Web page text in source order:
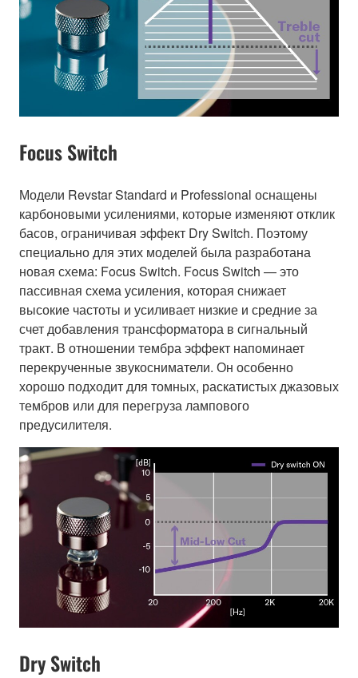
Focus Switch
Модели Revstar Standard и Professional оснащены
карбоновыми усилениями, которые изменяют отклик
басов, ограничивая эффект Dry Switch. Поэтому
специально для этих моделей была разработана
новая схема: Focus Switch. Focus Switch — это
пассивная схема усиления, которая снижает
высокие частоты и усиливает низкие и средние за
счет добавления трансформатора в сигнальный
тракт. В отношении тембра эффект напоминает
перекрученные звукосниматели. Он особенно
хорошо подходит для томных, раскатистых джазовых
тембров или для перегруза лампового
предусилителя.
Dry Switch